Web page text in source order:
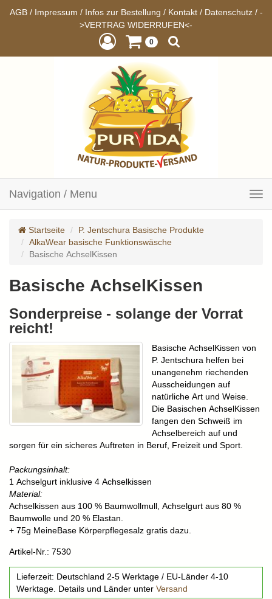
AGB / Impressum / Infos zur Bestellung / Kontakt / Datenschutz / -
>VERTRAG WIDERRUFEN<-
0
Navigation / Menu
Startseite
P. Jentschura Basische Produkte
AlkaWear basische Funktionswäsche
Basische AchselKissen
Basische AchselKissen
Sonderpreise - solange der Vorrat
reicht!
Basische AchselKissen von
P. Jentschura helfen bei
unangenehm riechenden
Ausscheidungen auf
natürliche Art und Weise.
Die Basischen AchselKissen
fangen den Schweiß im
Achselbereich auf und
sorgen für ein sicheres Auftreten in Beruf, Freizeit und Sport.
Packungsinhalt:
1 Achselgurt inklusive 4 Achselkissen
Material:
Achselkissen aus 100 % Baumwollmull, Achselgurt aus 80 %
Baumwolle und 20 % Elastan.
+ 75g MeineBase Körperpflegesalz gratis dazu.
Artikel-Nr.: 7530
Lieferzeit: Deutschland 2-5 Werktage / EU-Länder 4-10
Werktage. Details und Länder unter Versand